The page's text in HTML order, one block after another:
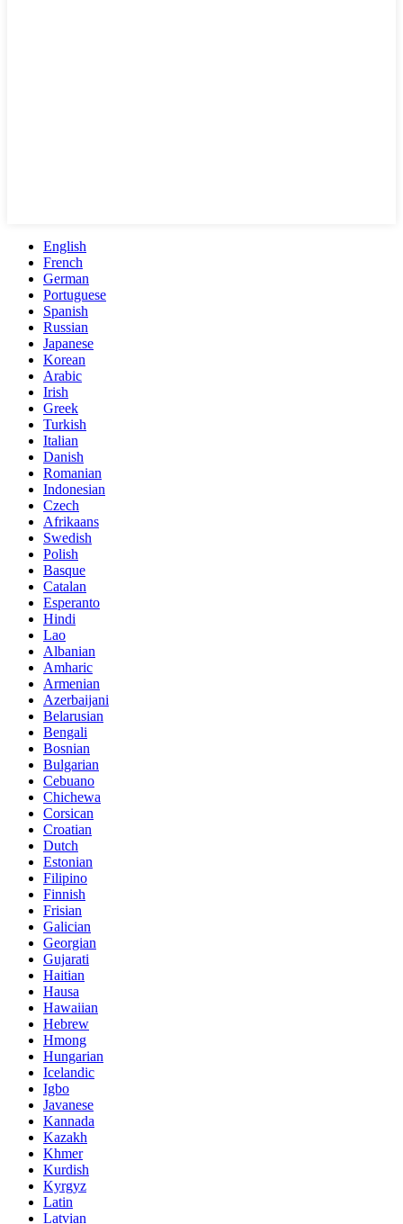
English
French
German
Portuguese
Spanish
Russian
Japanese
Korean
Arabic
Irish
Greek
Turkish
Italian
Danish
Romanian
Indonesian
Czech
Afrikaans
Swedish
Polish
Basque
Catalan
Esperanto
Hindi
Lao
Albanian
Amharic
Armenian
Azerbaijani
Belarusian
Bengali
Bosnian
Bulgarian
Cebuano
Chichewa
Corsican
Croatian
Dutch
Estonian
Filipino
Finnish
Frisian
Galician
Georgian
Gujarati
Haitian
Hausa
Hawaiian
Hebrew
Hmong
Hungarian
Icelandic
Igbo
Javanese
Kannada
Kazakh
Khmer
Kurdish
Kyrgyz
Latin
Latvian